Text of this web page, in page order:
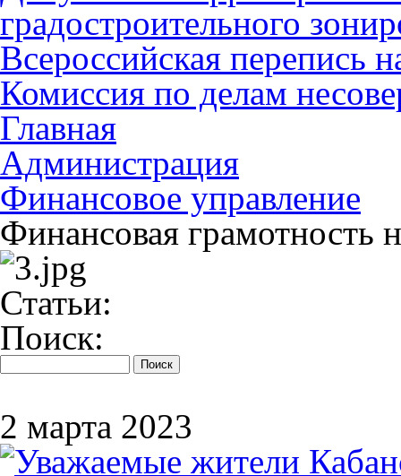
градостроительного
Всероссийская перепись
Комиссия по делам
Главная
Администрация
Финансовое управление
Финансовая грамотность
Статьи:
Поиск:
2 марта 2023